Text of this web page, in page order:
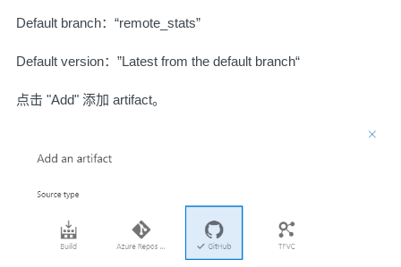
Default branch：“remote_stats”
Default version：”Latest from the default branch“
点击 "Add" 添加 artifact。